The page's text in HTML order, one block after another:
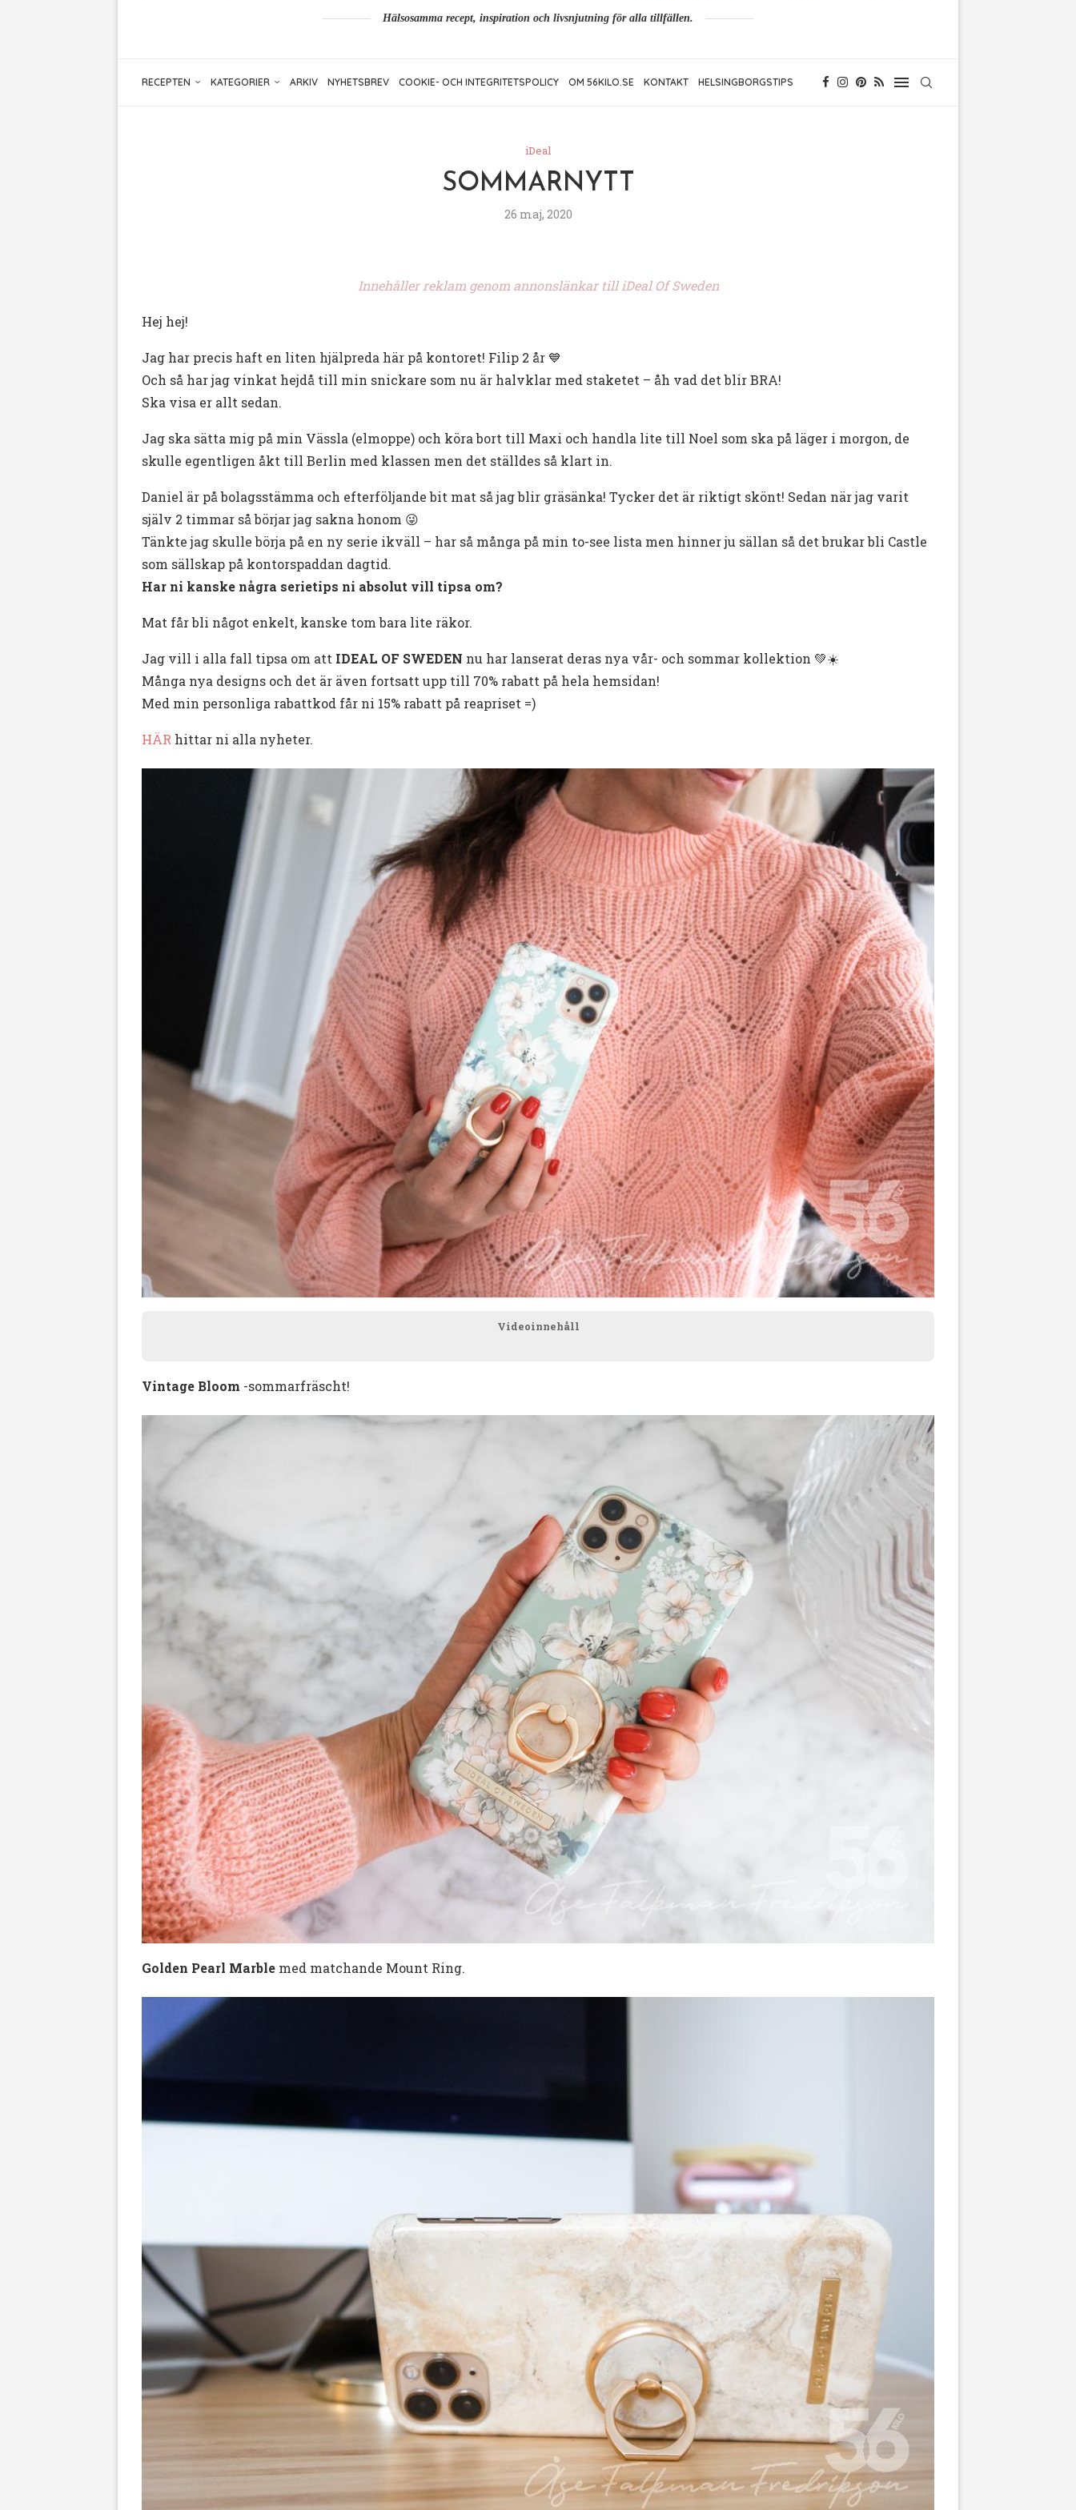
Hälsosamma recept, inspiration och livsnjutning för alla tillfällen.
RECEPTEN KATEGORIER ARKIV NYHETSBREV COOKIE- OCH INTEGRITETSPOLICY OM 56KILO.SE KONTAKT HELSINGBORGSTIPS
iDeal
SOMMARNYTT
26 maj, 2020
Innehåller reklam genom annonslänkar till iDeal Of Sweden
Hej hej!
Jag har precis haft en liten hjälpreda här på kontoret! Filip 2 år 💙
Och så har jag vinkat hejdå till min snickare som nu är halvklar med staketet – åh vad det blir BRA!
Ska visa er allt sedan.
Jag ska sätta mig på min Vässla (elmoppe) och köra bort till Maxi och handla lite till Noel som ska på läger i morgon, de
skulle egentligen åkt till Berlin med klassen men det ställdes så klart in.
Daniel är på bolagsstämma och efterföljande bit mat så jag blir gräsänka! Tycker det är riktigt skönt! Sedan när jag varit
själv 2 timmar så börjar jag sakna honom 😜
Tänkte jag skulle börja på en ny serie ikväll – har så många på min to-see lista men hinner ju sällan så det brukar bli Castle
som sällskap på kontorspaddan dagtid.
Har ni kanske några serietips ni absolut vill tipsa om?
Mat får bli något enkelt, kanske tom bara lite räkor.
Jag vill i alla fall tipsa om att IDEAL OF SWEDEN nu har lanserat deras nya vår- och sommar kollektion 💚☀️
Många nya designs och det är även fortsatt upp till 70% rabatt på hela hemsidan!
Med min personliga rabattkod får ni 15% rabatt på reapriset =)
HÄR hittar ni alla nyheter.
Videoinnehåll
Vintage Bloom -sommarfräscht!
Golden Pearl Marble med matchande Mount Ring.